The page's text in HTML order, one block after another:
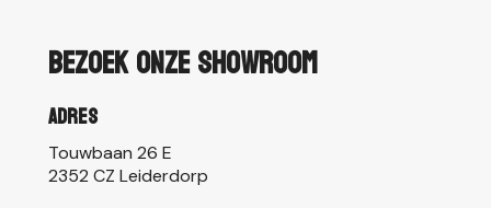
Bezoek onze showroom
Adres
Touwbaan 26 E
2352 CZ Leiderdorp